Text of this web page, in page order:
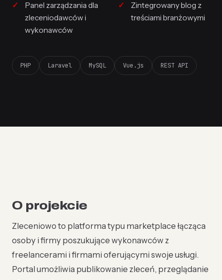
Panel zarządzania dla
zleceniodawców i
wykonawców
Zintegrowany blog z
treściami branżowymi
PHP Laravel MySQL Vue.js REST API
O projekcie
Zleceniowo to platforma typu marketplace łącząca
osoby i firmy poszukujące wykonawców z
freelancerami i firmami oferującymi swoje usługi.
Portal umożliwia publikowanie zleceń, przeglądanie